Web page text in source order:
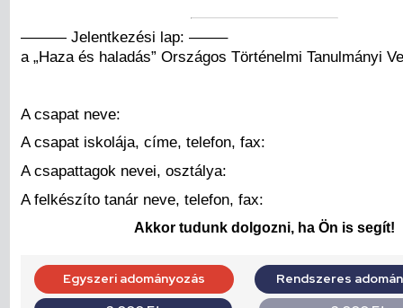
——— Jelentkezési lap: ——–
a „Haza és haladás” Országos Történelmi Tanulmányi
A csapat neve:
A csapat iskolája, címe, telefon, fax:
A csapattagok nevei, osztálya:
A felkészíto tanár neve, telefon, fax:
Akkor tudunk dolgozni, ha Ön is segít!